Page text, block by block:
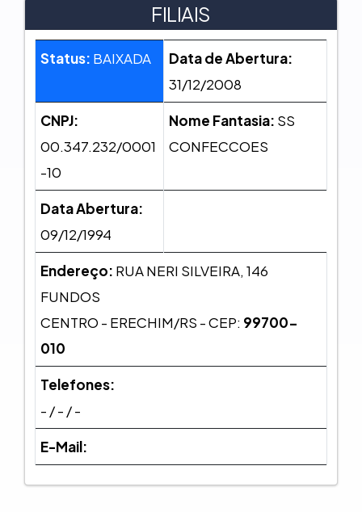
FILIAIS
Status: BAIXADA
Data de Abertura:
31/12/2008
CNPJ:
00.347.232/0001
-10
Nome Fantasia: SS
CONFECCOES
Data Abertura:
09/12/1994
Endereço: RUA NERI SILVEIRA, 146
FUNDOS
CENTRO - ERECHIM/RS - CEP: 99700-
010
Telefones:
- / - / -
E-Mail: